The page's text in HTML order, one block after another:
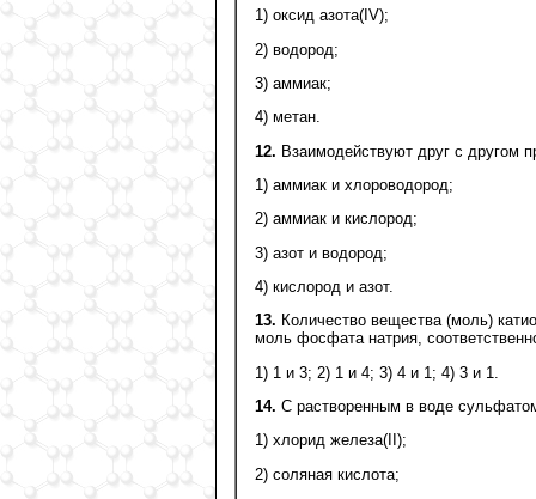
1) оксид азота(IV);
2) водород;
3) аммиак;
4) метан.
12. Взаимодействуют друг с другом
1) аммиак и хлороводород;
2) аммиак и кислород;
3) азот и водород;
4) кислород и азот.
13. Количество вещества (моль)
моль фосфата натрия,
1) 1 и 3; 2) 1 и 4; 3) 4 и 1; 4) 3 и 1.
14. С растворенным в воде
1) хлорид железа(II);
2) соляная кислота;